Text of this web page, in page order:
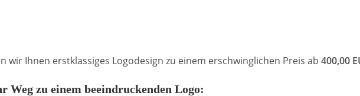
Ihnen erstklassiges Logodesign zu einem erschwinglichen Preis ab 400,00
Weg zu einem beeindruckenden Logo: